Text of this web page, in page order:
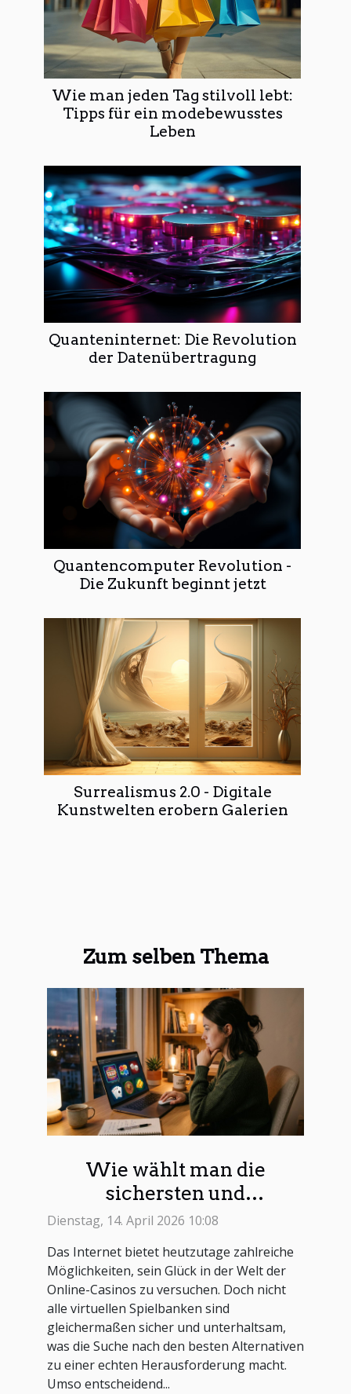
Wie man jeden Tag stilvoll lebt:
Tipps für ein modebewusstes
Leben
Quanteninternet: Die Revolution
der Datenübertragung
Quantencomputer Revolution -
Die Zukunft beginnt jetzt
Surrealismus 2.0 - Digitale
Kunstwelten erobern Galerien
Zum selben Thema
Wie wählt man die
sichersten und
unterhaltsamsten Online-
Dienstag, 14. April 2026 10:08
Das Internet bietet heutzutage zahlreiche
Möglichkeiten, sein Glück in der Welt der
Online-Casinos zu versuchen. Doch nicht
alle virtuellen Spielbanken sind
gleichermaßen sicher und unterhaltsam,
was die Suche nach den besten Alternativen
zu einer echten Herausforderung macht.
Umso entscheidend...